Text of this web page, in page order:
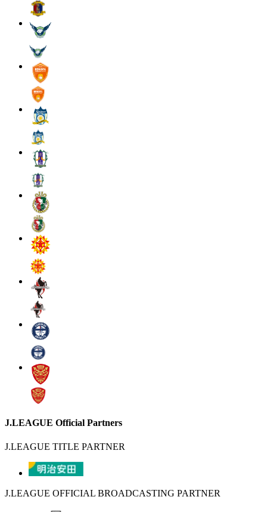
J.LEAGUE Official Partners
J.LEAGUE TITLE PARTNER
J.LEAGUE OFFICIAL BROADCASTING PARTNER